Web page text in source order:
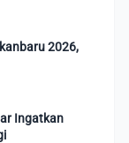
2026,
Ingatkan